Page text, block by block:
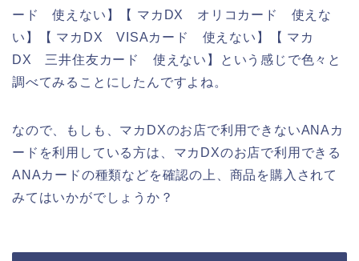
ード 使えない】【 マカDX オリコカード 使えな
い】【 マカDX VISAカード 使えない】【 マカ
DX 三井住友カード 使えない】という感じで色々と
調べてみることにしたんですよね。
なので、もしも、マカDXのお店で利用できないANAカ
ードを利用している方は、マカDXのお店で利用できる
ANAカードの種類などを確認の上、商品を購入されて
みてはいかがでしょうか？